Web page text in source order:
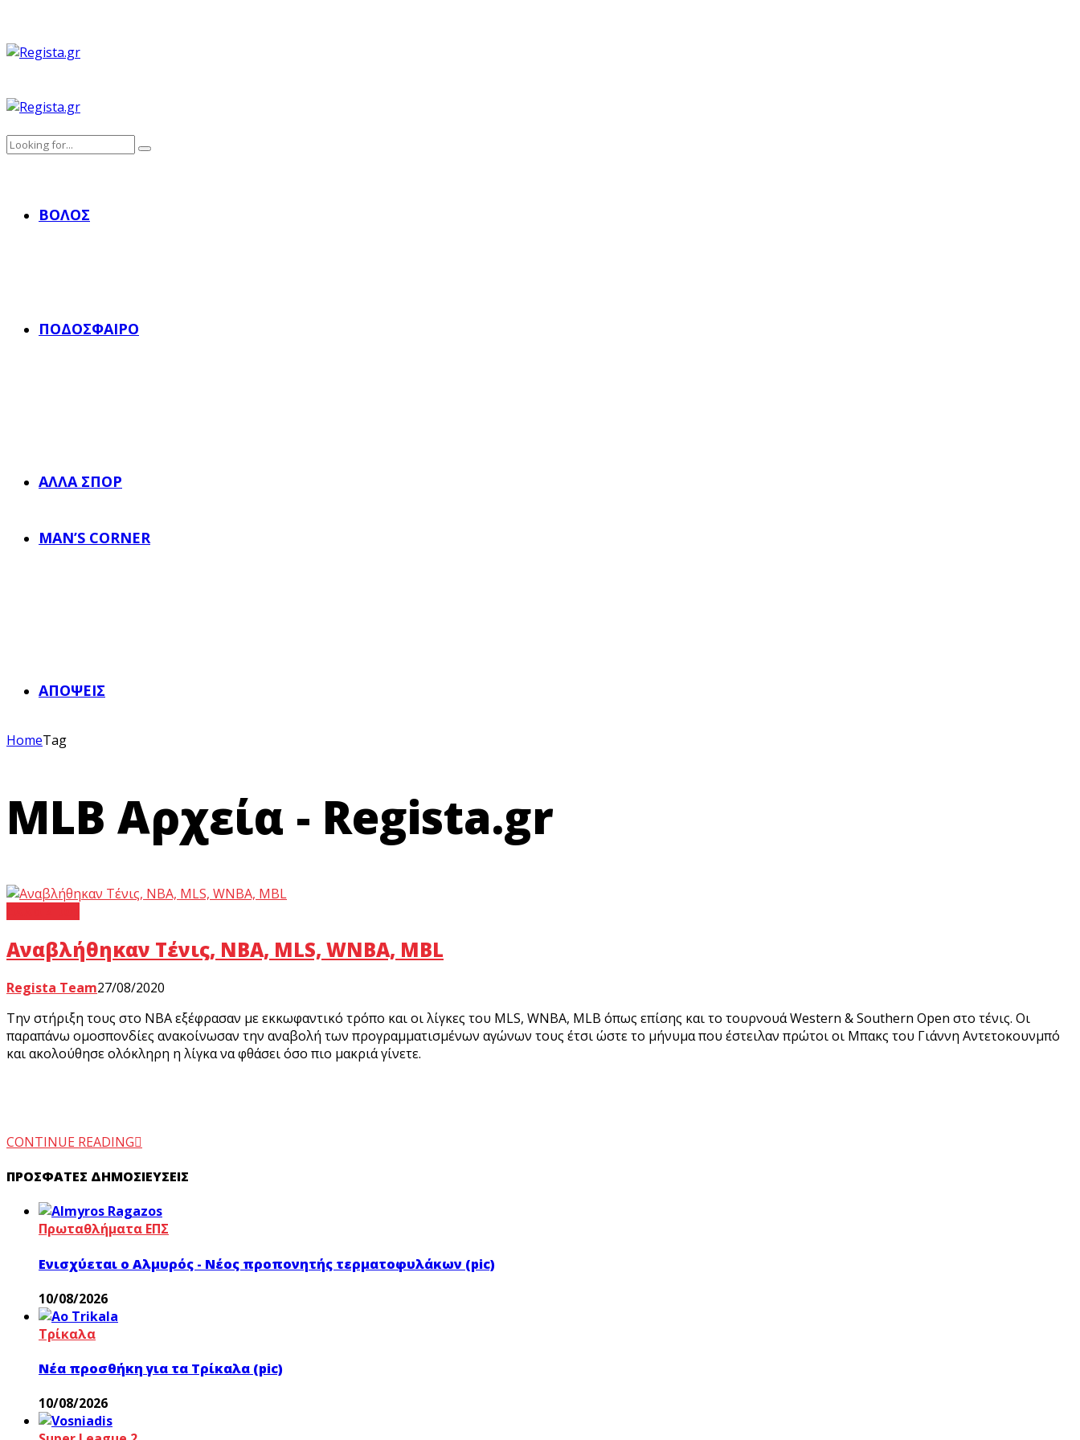
ΒΌΛΟΣ
ΠΟΔΌΣΦΑΙΡΟ
ΆΛΛΑ ΣΠΟΡ
MAN’S CORNER
ΑΠΌΨΕΙΣ
HomeTag
MLB Αρχεία - Regista.gr
Aναβλήθηκαν Tένις, ΝΒΑ, MLS, WNBA, MBL
Regista Team27/08/2020
Την στήριξη τους στο NBA εξέφρασαν με εκκωφαντικό τρόπο και οι λίγκες του MLS, WNBA, MLB όπως επίσης και το τουρνουά Western & Southern Open στο τένις. Οι
παραπάνω ομοσπονδίες ανακοίνωσαν την αναβολή των προγραμματισμένων αγώνων τους έτσι ώστε το μήνυμα που έστειλαν πρώτοι οι Μπακς του Γιάννη Αντετοκουνμπό
και ακολούθησε ολόκληρη η λίγκα να φθάσει όσο πιο μακριά γίνετε.
CONTINUE READING
ΠΡΌΣΦΑΤΕΣ ΔΗΜΟΣΙΕΎΣΕΙΣ
Πρωταθλήματα ΕΠΣ
Ενισχύεται ο Αλμυρός - Νέος προπονητής τερματοφυλάκων (pic)
10/08/2026
Τρίκαλα
Νέα προσθήκη για τα Τρίκαλα (pic)
10/08/2026